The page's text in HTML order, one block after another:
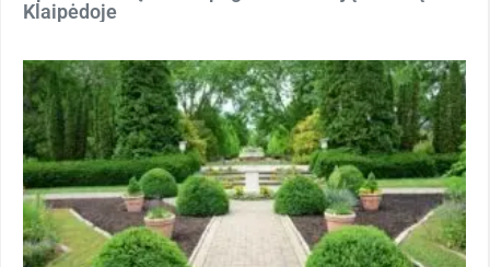
Klaipėdoje